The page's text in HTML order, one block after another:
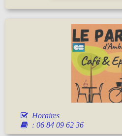
Horaires
: 06 84 09 62 36